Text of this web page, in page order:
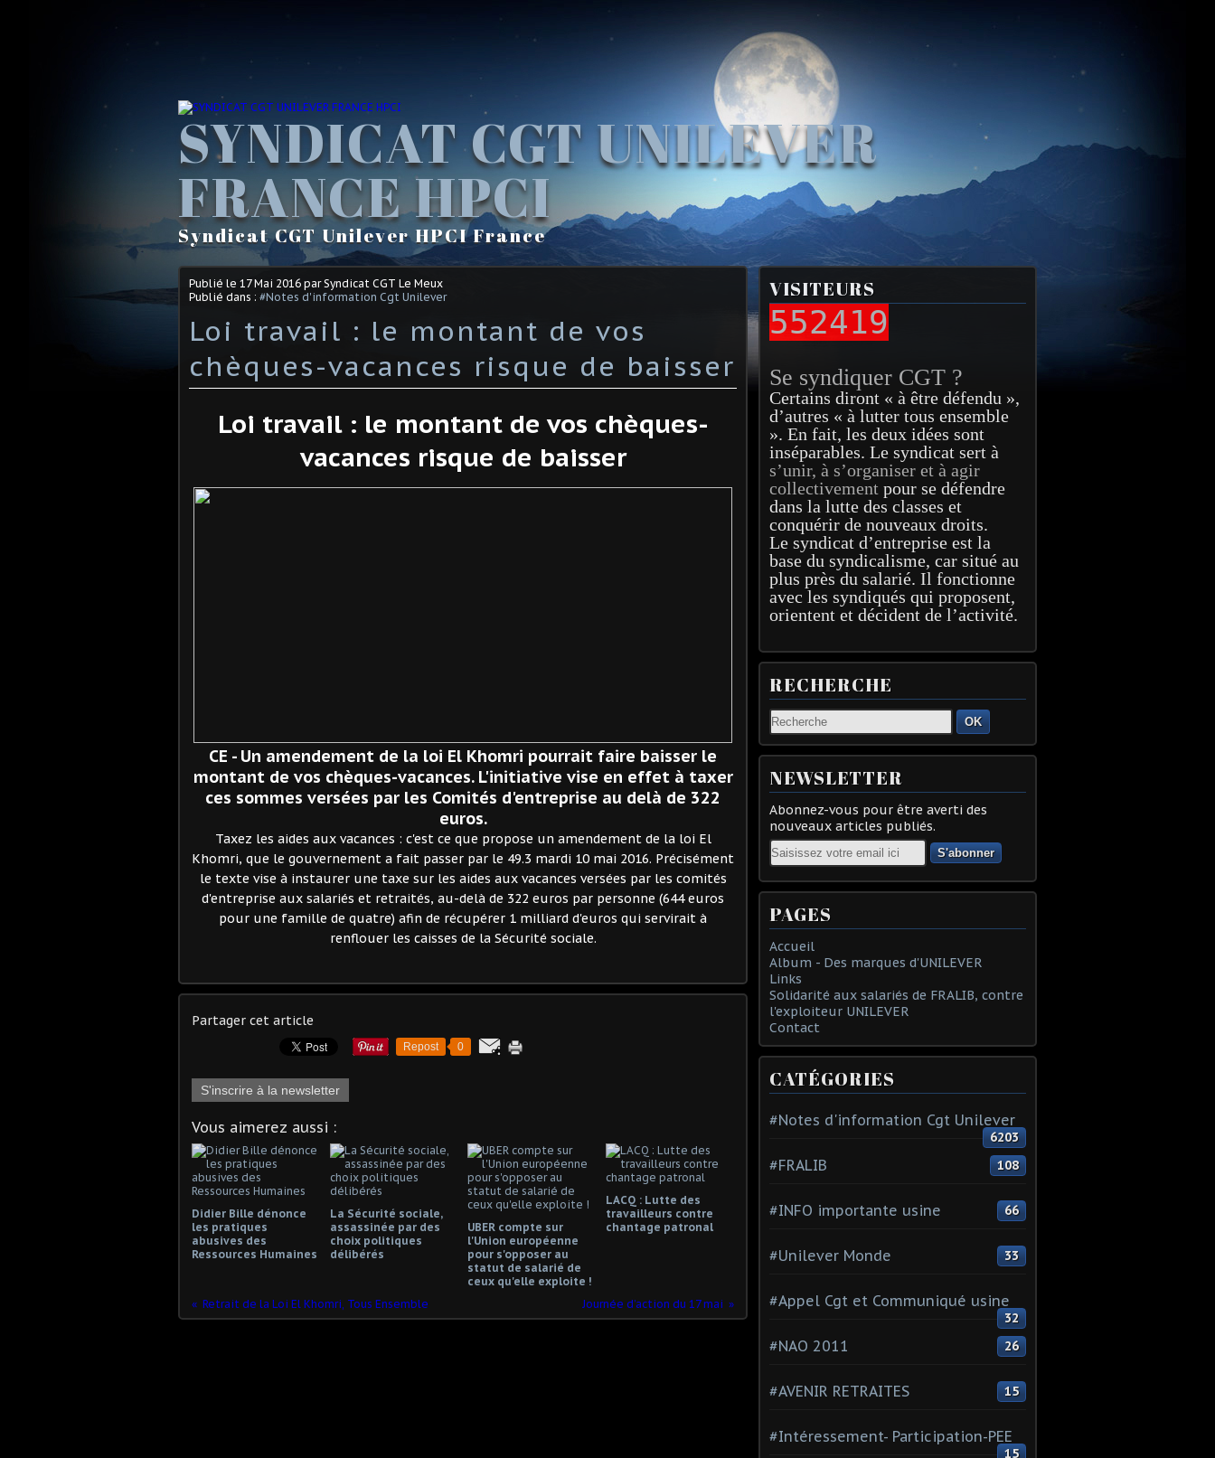
SYNDICAT CGT UNILEVER
FRANCE HPCI
Syndicat CGT Unilever HPCI France
Publié le 17 Mai 2016 par Syndicat CGT Le Meux
Publié dans : #Notes d'information Cgt Unilever
Loi travail : le montant de vos
chèques-vacances risque de baisser
Loi travail : le montant de vos chèques-
vacances risque de baisser
CE - Un amendement de la loi El Khomri pourrait faire baisser le
montant de vos chèques-vacances. L'initiative vise en effet à taxer
ces sommes versées par les Comités d'entreprise au delà de 322
euros.
Taxez les aides aux vacances : c'est ce que propose un amendement de la loi El
Khomri, que le gouvernement a fait passer par le 49.3 mardi 10 mai 2016. Précisément
le texte vise à instaurer une taxe sur les aides aux vacances versées par les comités
d'entreprise aux salariés et retraités, au-delà de 322 euros par personne (644 euros
pour une famille de quatre) afin de récupérer 1 milliard d'euros qui servirait à
renflouer les caisses de la Sécurité sociale.
Partager cet article
Repost 0
S'inscrire à la newsletter
Vous aimerez aussi :
Didier Bille dénonce
les pratiques
abusives des
Ressources Humaines
La Sécurité sociale,
assassinée par des
choix politiques
délibérés
UBER compte sur
l'Union européenne
pour s'opposer au
statut de salarié de
ceux qu'elle exploite !
LACQ : Lutte des
travailleurs contre
chantage patronal
Retrait de la Loi El Khomri, Tous Ensemble Journée d’action du 17 mai
VISITEURS
552419
Se syndiquer CGT ?
Certains diront « à être défendu »,
d’autres « à lutter tous ensemble
». En fait, les deux idées sont
inséparables. Le syndicat sert à
s’unir, à s’organiser et à agir
collectivement pour se défendre
dans la lutte des classes et
conquérir de nouveaux droits.
Le syndicat d’entreprise est la
base du syndicalisme, car situé au
plus près du salarié. Il fonctionne
avec les syndiqués qui proposent,
orientent et décident de l’activité.
RECHERCHE
OK
NEWSLETTER
Abonnez-vous pour être averti des
nouveaux articles publiés.
Email
PAGES
Accueil
Album - Des marques d'UNILEVER
Links
Solidarité aux salariés de FRALIB, contre
l'exploiteur UNILEVER
Contact
CATÉGORIES
#Notes d'information Cgt Unilever
6203
#FRALIB 108
#INFO importante usine 66
#Unilever Monde 33
#Appel Cgt et Communiqué usine
32
#NAO 2011 26
#AVENIR RETRAITES 15
#Intéressement- Participation-PEE
15